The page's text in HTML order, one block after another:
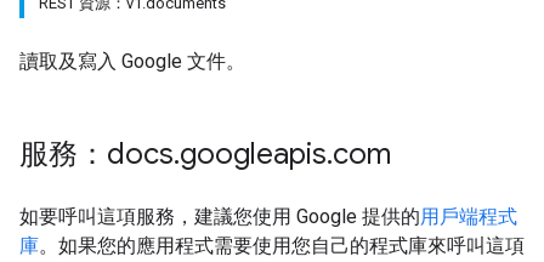
讀取及寫入 Google 文件。
服務：docs.googleapis.com
如要呼叫這項服務，建議您使用 Google 提供的用戶端程式
庫。如果您的應用程式需要使用您自己的程式庫來呼叫這項